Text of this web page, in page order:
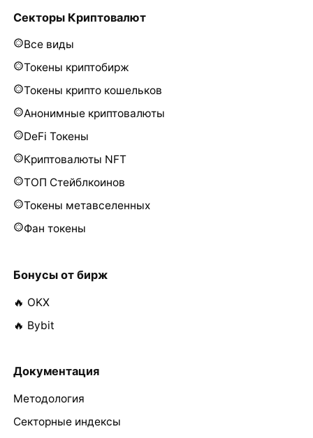
Секторы Криптовалют
Все виды
Токены криптобирж
Токены крипто кошельков
Анонимные криптовалюты
DeFi Токены
Криптовалюты NFT
ТОП Стейблкоинов
Токены метавселенных
Фан токены
Бонусы от бирж
🔥 OKX
🔥 Bybit
Документация
Методология
Секторные индексы